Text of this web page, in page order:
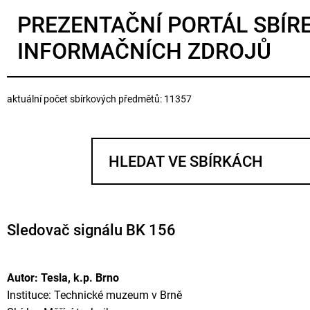
PREZENTAČNÍ PORTÁL
INFORMAČNÍCH ZDROJŮ
aktuální počet sbírkových předmětů: 11357
Sledovač signálu BK 156
Autor: Tesla, k.p. Brno
Instituce: Technické muzeum v Brně